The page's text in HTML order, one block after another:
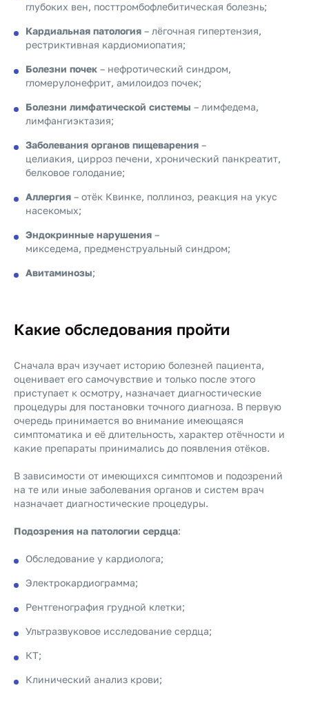
глубоких вен, посттромбофлебитическая болезнь;
Кардиальная патология – лёгочная гипертензия,
рестриктивная кардиомиопатия;
Болезни почек – нефротический синдром,
гломерулонефрит, амилоидоз почек;
Болезни лимфатической системы – лимфедема,
лимфангиэктазия;
Заболевания органов пищеварения –
целиакия, цирроз печени, хронический панкреатит,
белковое голодание;
Аллергия – отёк Квинке, поллиноз, реакция на укус
насекомых;
Эндокринные нарушения –
микседема, предменструальный синдром;
Авитаминозы;
Какие обследования пройти
Сначала врач изучает историю болезней пациента,
оценивает его самочувствие и только после этого
приступает к осмотру, назначает диагностические
процедуры для постановки точного диагноза. В первую
очередь принимается во внимание имеющаяся
симптоматика и её длительность, характер отёчности и
какие препараты принимались до появления отёков.
В зависимости от имеющихся симптомов и подозрений
на те или иные заболевания органов и систем врач
назначает диагностические процедуры.
Подозрения на патологии сердца:
Обследование у кардиолога;
Электрокардиограмма;
Рентгенография грудной клетки;
Ультразвуковое исследование сердца;
КТ;
Клинический анализ крови;